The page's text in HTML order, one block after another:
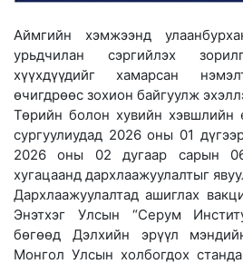
Аймгийн хэмжээнд
урьдчилан сэргийлэх
хүүхдүүдийг хамарсан
өчигдрөөс зохион байгуулж
Төрийн болон хувийн хэвшлийн
сургуулиудад 2026 оны 01
2026 оны 02 дугаар сарын
хугацаанд дархлаажуулалтыг
Дархлаажуулалтад ашиглах
Энэтхэг Улсын “Серум
бөгөөд Дэлхийн эрүүл
Монгол Улсын холбогдох